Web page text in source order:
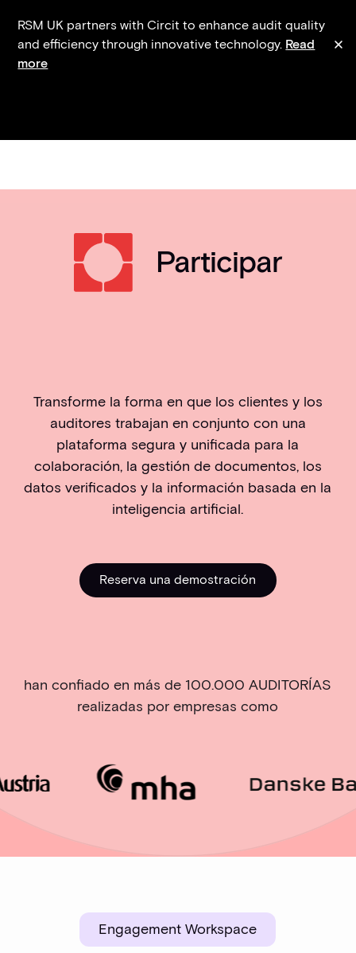
RSM UK partners with Circit to enhance audit quality
and efficiency through innovative technology. Read
more
Participar
Transforme la forma en que los clientes y los
auditores trabajan en conjunto con una
plataforma segura y unificada para la
colaboración, la gestión de documentos, los
datos verificados y la información basada en la
inteligencia artificial.
Reserva una
Reserva una demostración
han confiado en más de 100.000 AUDITORÍAS
realizadas por empresas como
Engagement Workspace